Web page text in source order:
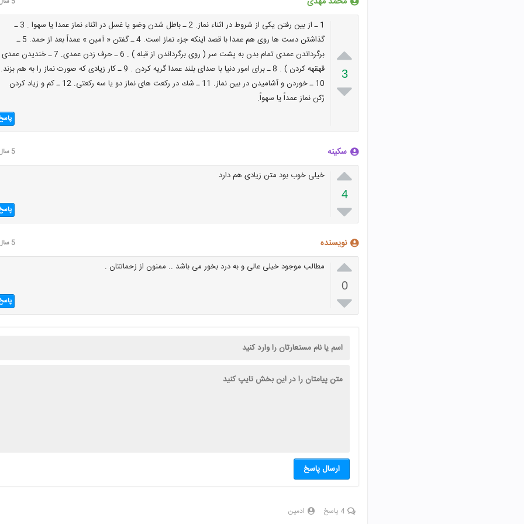

3

1 ـ از بين رفتن يكى از شروط در اثناء نماز. 2 ـ باطل شدن وضو يا غسل در اثناء نماز عمدا يا سهوا . 3 ـ
گذاشتن دست ها روى هم عمدا با قصد اينكه جزء نماز است. 4 ـ گفتن « آمين » عمداً بعد از حمد. 5 ـ
برگرداندن عمدى تمام بدن به پشت سر ( روى برگرداندن از قبله ) . 6 ـ حرف زدن عمدى. 7 ـ
قهقهه كردن ) . 8 ـ براى امور دنيا با صداى بلند عمدا گريه كردن . 9 ـ كار زيادى كه صورت نماز را به هم بزند.
10 ـ خوردن و آشاميدن در بين نماز. 11 ـ شك در ركعت هاى نماز دو يا سه ركعتى. 12 ـ كم و زياد كردن
رُكن نماز عمداً يا سهواً.
سکینه 5 سال قبل

4

خیلی خوب بود متن زیادی هم دارد
نویسنده 5 سال قبل

0

مطالب موجود خیلی عالی و به درد بخور می باشد .. ممنون از زحماتتان .
ارسال پاسخ
4 پاسخ ادمین